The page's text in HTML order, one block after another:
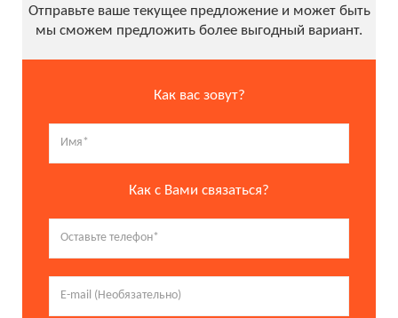
Отправьте ваше текущее предложение и может быть
мы сможем предложить более выгодный вариант.
Как вас зовут?
Как с Вами связаться?